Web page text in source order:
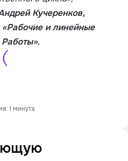
Кучеренков,
«Рабочие и линейные
1 минута